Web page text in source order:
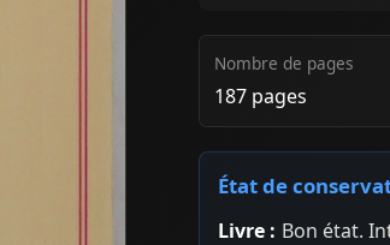
Nombre de pages
187 pages
État de
Livre : Bon état.